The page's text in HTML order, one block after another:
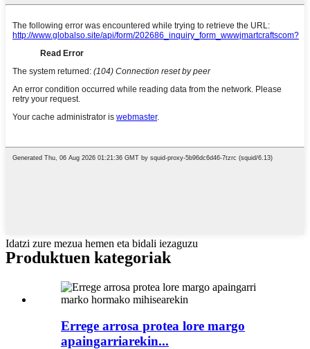
Idatzi zure mezua hemen eta bidali iezaguzu
Produktuen kategoriak
Errege arrosa protea lore margo
apaingarriarekin...